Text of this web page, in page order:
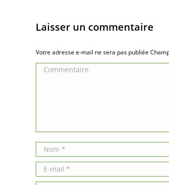
Laisser un commentaire
Votre adresse e-mail ne sera pas publiée
Commentaire
Nom *
E-mail *